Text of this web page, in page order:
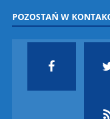
POZOSTAŃ W